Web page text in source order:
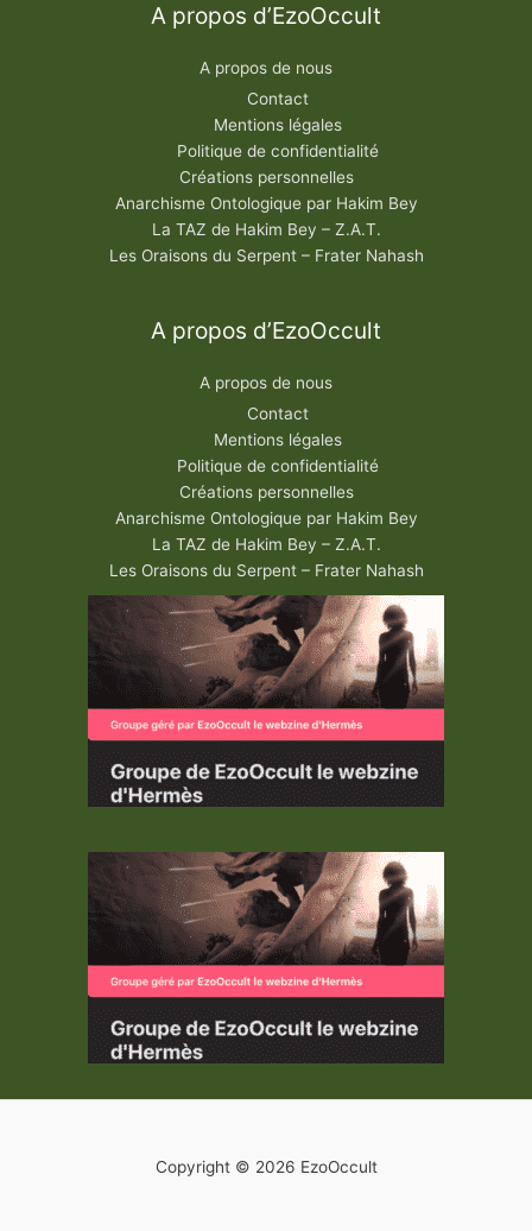
A propos d’EzoOccult
A propos de nous
Contact
Mentions légales
Politique de confidentialité
Créations personnelles
Anarchisme Ontologique par Hakim Bey
La TAZ de Hakim Bey – Z.A.T.
Les Oraisons du Serpent – Frater Nahash
A propos d’EzoOccult
A propos de nous
Contact
Mentions légales
Politique de confidentialité
Créations personnelles
Anarchisme Ontologique par Hakim Bey
La TAZ de Hakim Bey – Z.A.T.
Les Oraisons du Serpent – Frater Nahash
Copyright © 2026 EzoOccult